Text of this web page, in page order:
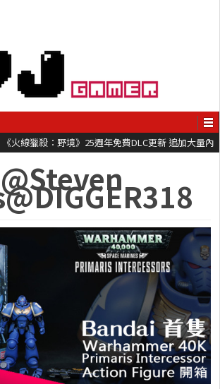
《火線獵殺：野境》25週年免費DLC更新 追加大量內
時超平價折扣
@Steven